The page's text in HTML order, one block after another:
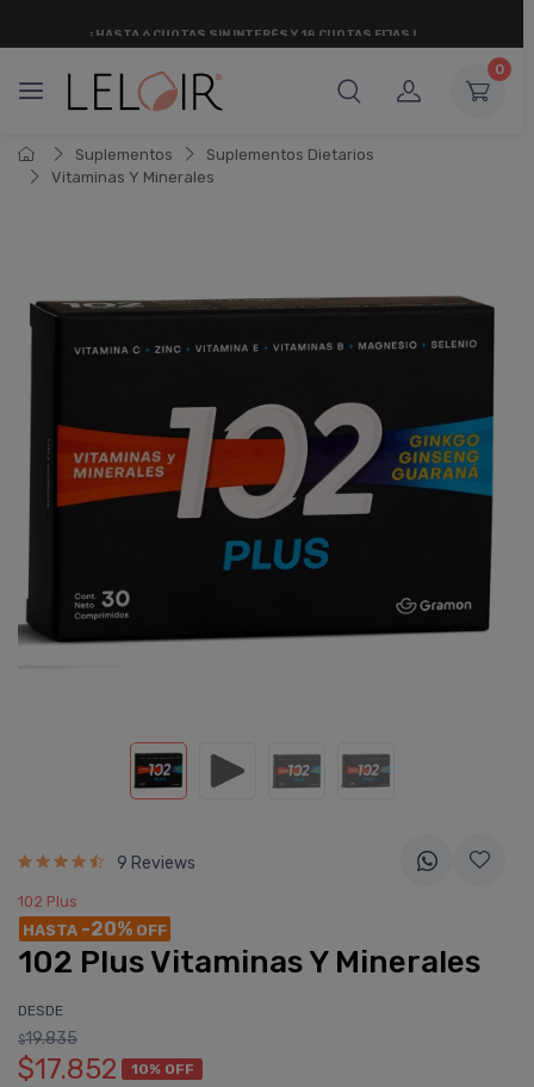
0
Suplementos
Suplementos Dietarios
Vitaminas Y Minerales
9 Reviews
102 Plus
HASTA -20% OFF
102 Plus Vitaminas Y Minerales
DESDE
$19.835
$17.852 10% OFF